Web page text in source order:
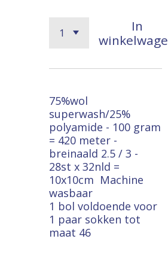
In
75%wol
superwash/25%
polyamide - 100 gram
= 420 meter -
breinaald 2.5 / 3 -
28st x 32nld =
10x10cm Machine
wasbaar
1 bol voldoende voor
1 paar sokken tot
maat 46